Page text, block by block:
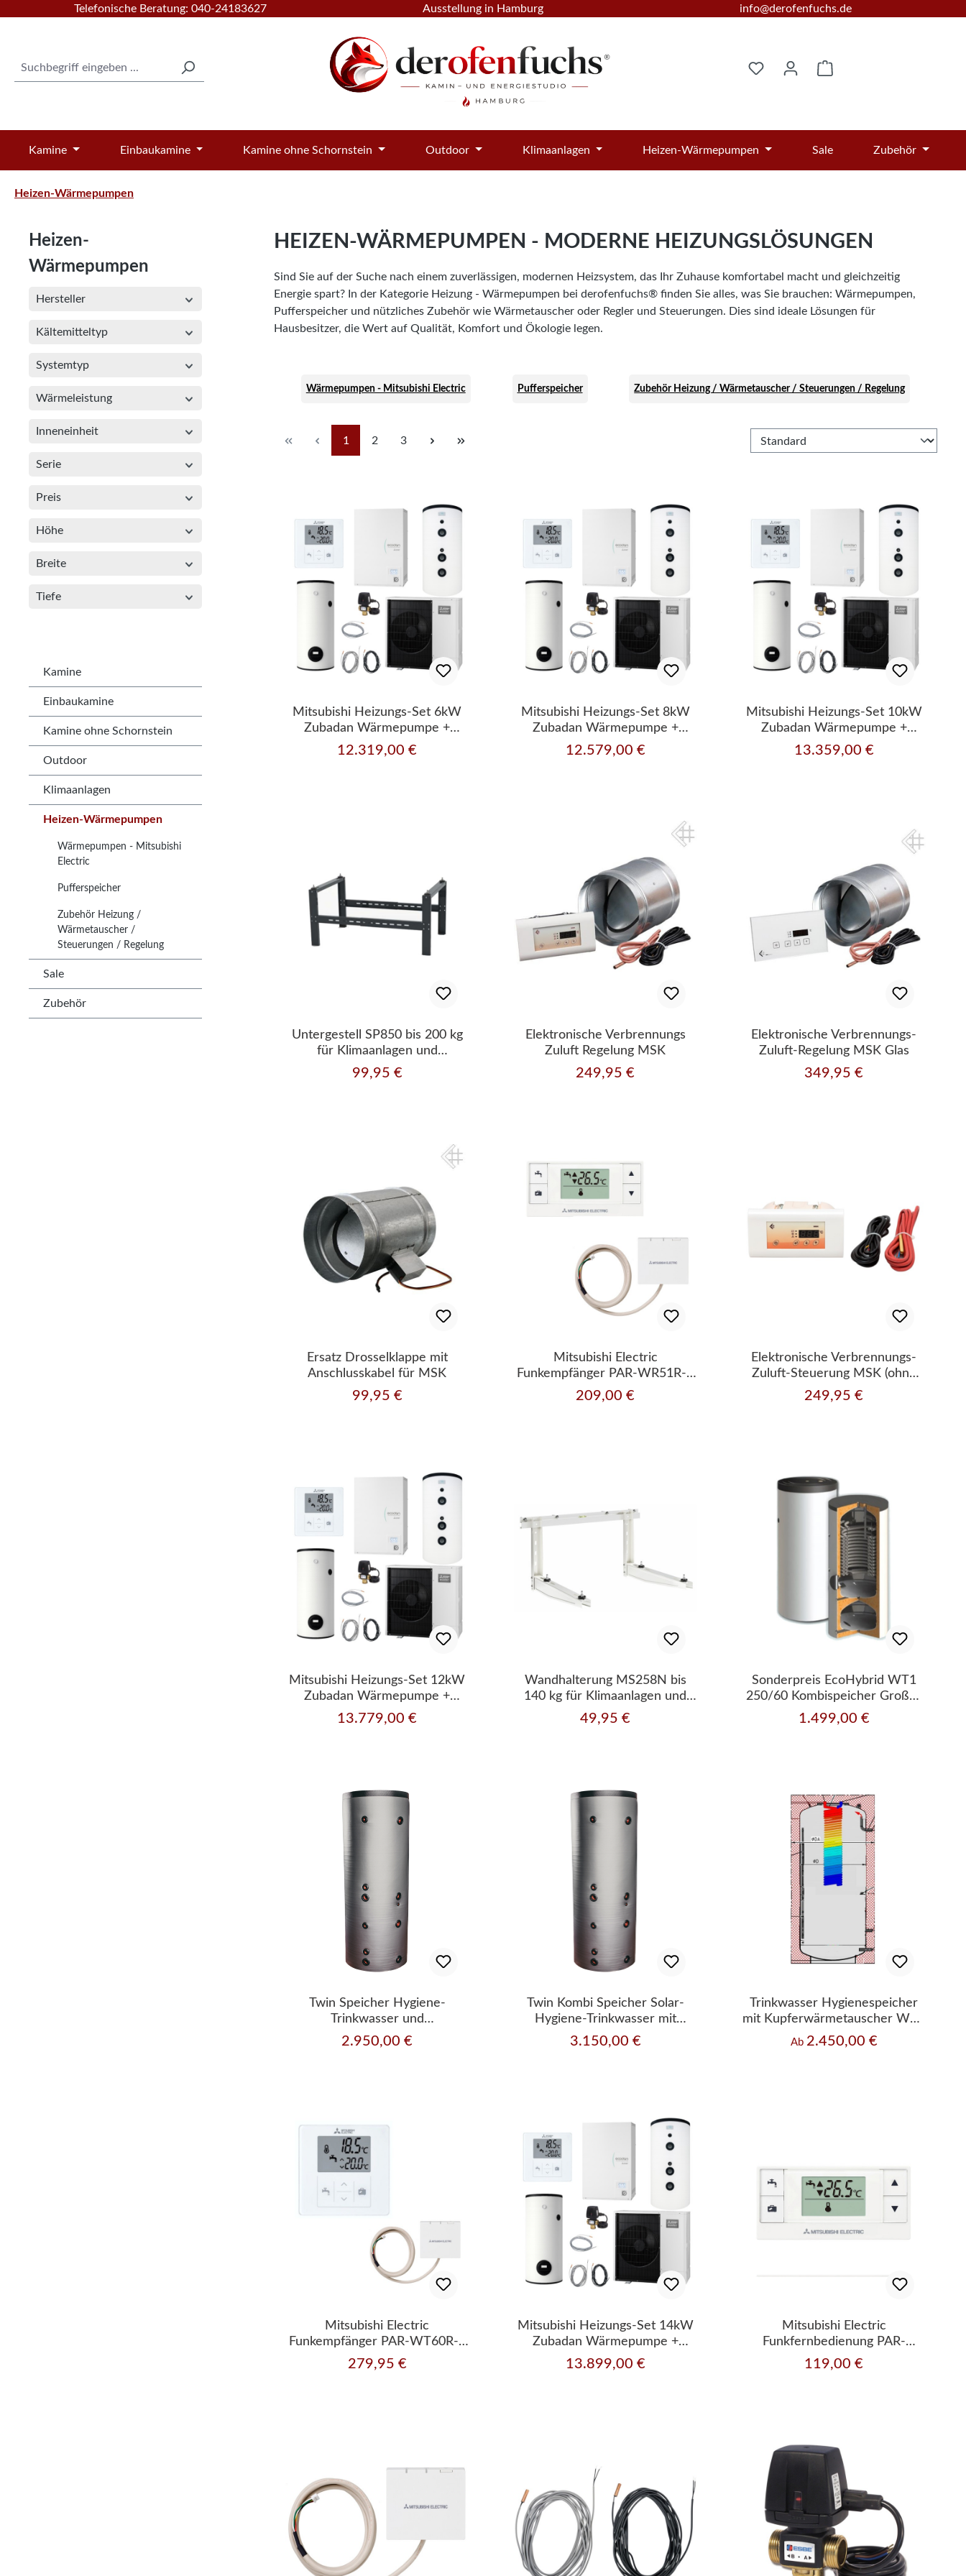
Hauptinhalt springen
Zur Suche springen
Zur Hauptnavigation springen
Telefonische Beratung: 040-24183627 Ausstellung in Hamburg info@derofenfuchs.de
Warenkorb enthält 0
Kamine Einbaukamine Kamine ohne Schornstein Outdoor Klimaanlagen Heizen-Wärmepumpen Sale Zubehör
Heizen-Wärmepumpen
Heizen-
Wärmepumpen
Hersteller
Kältemitteltyp
Systemtyp
Wärmeleistung
Inneneinheit
Serie
Preis
Höhe
Breite
Tiefe
Kamine
Einbaukamine
Kamine ohne Schornstein
Outdoor
Klimaanlagen
Heizen-Wärmepumpen
Wärmepumpen - Mitsubishi
Electric
Pufferspeicher
Zubehör Heizung /
Wärmetauscher /
Steuerungen / Regelung
Sale
Zubehör
HEIZEN-WÄRMEPUMPEN - MODERNE HEIZUNGSLÖSUNGEN
Sind Sie auf der Suche nach einem zuverlässigen, modernen Heizsystem, das Ihr Zuhause komfortabel macht und gleichzeitig
Energie spart? In der Kategorie Heizung - Wärmepumpen bei derofenfuchs® finden Sie alles, was Sie brauchen: Wärmepumpen,
Pufferspeicher und nützliches Zubehör wie Wärmetauscher oder Regler und Steuerungen. Dies sind ideale Lösungen für
Hausbesitzer, die Wert auf Qualität, Komfort und Ökologie legen.
Wärmepumpen - Mitsubishi Electric Pufferspeicher Zubehör Heizung / Wärmetauscher / Steuerungen / Regelung
Seite
1 Seite
2 Seite
3
Mitsubishi Heizungs-Set 6kW
Zubadan Wärmepumpe +
Hydromodul Heizen/Kühlen
Komplettset 106
Regulärer Preis:
12.319,00 €
Mitsubishi Heizungs-Set 8kW
Zubadan Wärmepumpe +
Hydromodul Heizen/Kühlen
Komplettset 108
Regulärer Preis:
12.579,00 €
Mitsubishi Heizungs-Set 10kW
Zubadan Wärmepumpe +
Hydromodul Heizen/Kühlen
Komplettset 1100
Regulärer Preis:
13.359,00 €
Untergestell SP850 bis 200 kg
für Klimaanlagen und
Wärmepumpen
Regulärer Preis:
99,95 €
Elektronische Verbrennungs
Zuluft Regelung MSK
Regulärer Preis:
249,95 €
Elektronische Verbrennungs-
Zuluft-Regelung MSK Glas
Regulärer Preis:
349,95 €
Ersatz Drosselklappe mit
Anschlusskabel für MSK
Regulärer Preis:
99,95 €
Mitsubishi Electric
Funkempfänger PAR-WR51R-E
+ Funkfernbedienung PAR-
WT50R-E
Regulärer Preis:
209,00 €
Elektronische Verbrennungs-
Zuluft-Steuerung MSK (ohne
Drosselklappe)
Regulärer Preis:
249,95 €
Mitsubishi Heizungs-Set 12kW
Zubadan Wärmepumpe +
Hydromodul Heizen/Kühlen
Komplettset 1120
Regulärer Preis:
13.779,00 €
Wandhalterung MS258N bis
140 kg für Klimaanlagen und
Wärmepumpen
Regulärer Preis:
49,95 €
Sonderpreis EcoHybrid WT1
250/60 Kombispeicher Großer
Wärmetauscher für
Wärmepumpen
Regulärer Preis:
1.499,00 €
Twin Speicher Hygiene-
Trinkwasser und
Pufferspeichereinheit mit
Kupfer Wärmetauscher
Regulärer Preis:
2.950,00 €
Twin Kombi Speicher Solar-
Hygiene-Trinkwasser mit
Kupfer Wärmetauscher
Regulärer Preis:
3.150,00 €
Trinkwasser Hygienespeicher
mit Kupferwärmetauscher WH-
FHP-0
Regulärer Preis:
Ab 2.450,00 €
Mitsubishi Electric
Funkempfänger PAR-WT60R-E
+ Funkfernbedienung PAR-
WR61R-E
Regulärer Preis:
279,95 €
Mitsubishi Heizungs-Set 14kW
Zubadan Wärmepumpe +
Hydromodul Heizen/Kühlen
Komplettset 1140
Regulärer Preis:
13.899,00 €
Mitsubishi Electric
Funkfernbedienung PAR-
WT50R-E
Regulärer Preis:
119,00 €